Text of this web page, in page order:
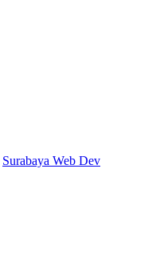
Surabaya Web Dev